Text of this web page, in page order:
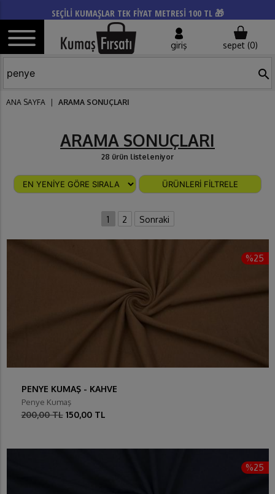
SEÇİLİ KUMAŞLAR TEK FİYAT METRESİ 100 TL 🎁
giriş sepet (0)
search
ANA SAYFA ARAMA SONUÇLARI
ARAMA SONUÇLARI
28 ürün listeleniyor
ÜRÜNLERİ FİLTRELE
1 2 Sonraki
%25
PENYE KUMAŞ - KAHVE
Penye Kumaş
200,00 TL 150,00 TL
%25